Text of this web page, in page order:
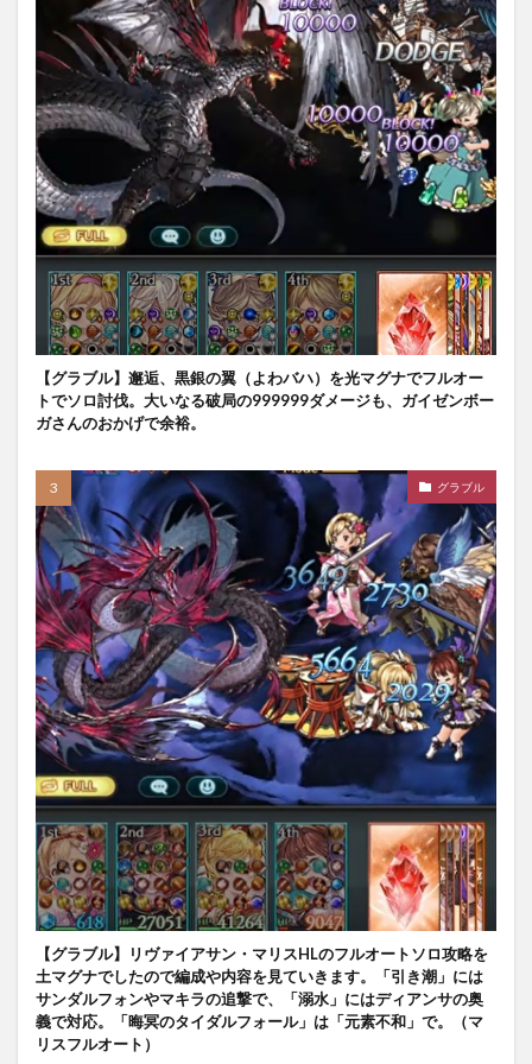
【グラブル】邂逅、黒銀の翼（よわバハ）を光マグナでフルオー
トでソロ討伐。大いなる破局の999999ダメージも、ガイゼンボー
ガさんのおかげで余裕。
グラブル
【グラブル】リヴァイアサン・マリスHLのフルオートソロ攻略を
土マグナでしたので編成や内容を見ていきます。「引き潮」には
サンダルフォンやマキラの追撃で、「溺水」にはディアンサの奥
義で対応。「晦冥のタイダルフォール」は「元素不和」で。（マ
リスフルオート）